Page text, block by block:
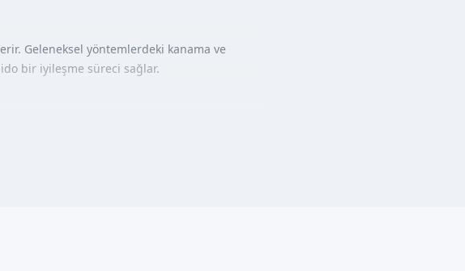
Geleneksel yöntemlerdeki kanama ve
bir iyileşme süreci sağlar.
birlikte çalışıyoruz. İşlem, lokal anestezi
İşlem süresi yaklaşık 10-15 dakika sürer